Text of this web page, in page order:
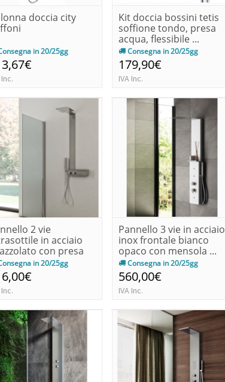
doccia city
in 20/25gg
Kit doccia bossini tetis
soffione tondo, presa
acqua, flessibile ...
Consegna in 20/25gg
179,90€
IVA Inc.
2 vie
in acciaio
con presa
in 20/25gg
Pannello 3 vie in acciaio
inox frontale bianco
opaco con mensola ...
Consegna in 20/25gg
560,00€
IVA Inc.